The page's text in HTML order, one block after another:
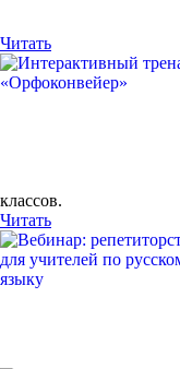
Читать
классов.
Читать